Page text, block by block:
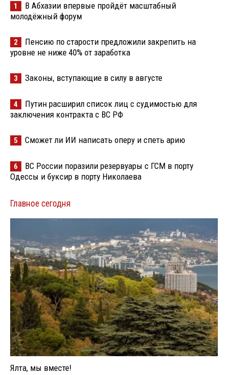
1
В Абхазии впервые пройдёт масштабный
молодёжный форум
2
Пенсию по старости предложили закрепить на
уровне не ниже 40% от заработка
3 Законы, вступающие в силу в августе
4
Путин расширил список лиц с судимостью для
заключения контракта с ВС РФ
5 Сможет ли ИИ написать оперу и спеть арию
6
ВС России поразили резервуары с ГСМ в порту
Одессы и буксир в порту Николаева
Главное сегодня
Ялта, мы вместе!